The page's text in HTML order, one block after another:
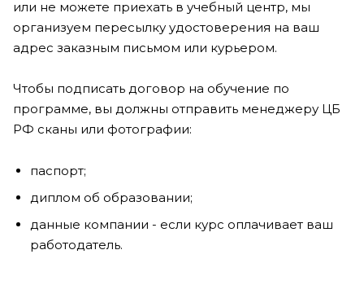
или не можете приехать в учебный центр, мы
организуем пересылку удостоверения на ваш
адрес заказным письмом или курьером.
Чтобы подписать договор на обучение по
программе, вы должны отправить менеджеру ЦБ
РФ сканы или фотографии:
паспорт;
диплом об образовании;
данные компании - если курс оплачивает ваш
работодатель.